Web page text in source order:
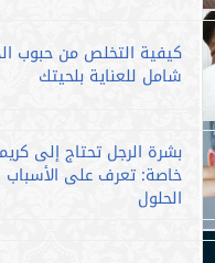
كيفية التخلص من حبوب
شامل للعناية بلحيتك
بشرة الرجل تحتاج إلى
خاصة: تعرف على
الحلول